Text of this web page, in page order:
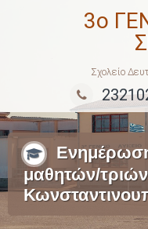
3ο
Σχολείο
μαθητών/τριών